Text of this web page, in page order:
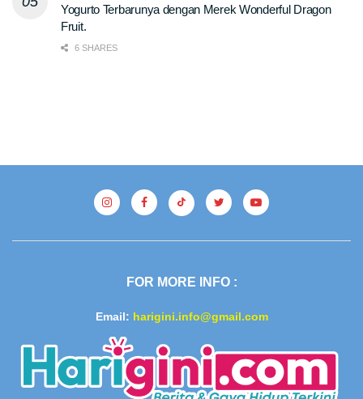
Yogurto Terbarunya dengan Merek Wonderful Dragon
Fruit.
6 SHARES
FOR MORE INFO :
Email: harigini.info@gmail.com